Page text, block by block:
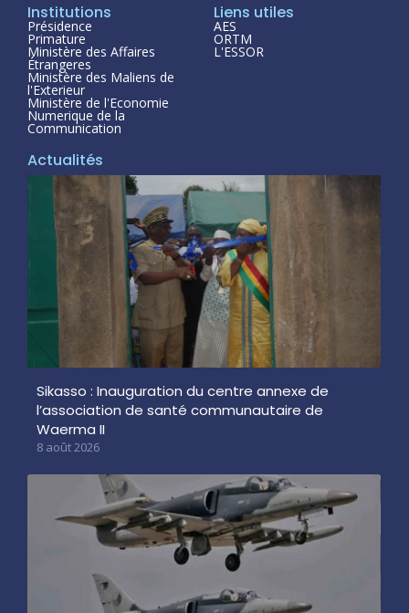
Institutions
Présidence
Primature
Ministère des Affaires
Étrangeres
Ministère des Maliens de
l'Exterieur
Ministère de l'Economie
Numerique de la
Communication
Liens utiles
AES
ORTM
L'ESSOR
Actualités
Sikasso : Inauguration du centre annexe de
l’association de santé communautaire de
Waerma II
8 août 2026